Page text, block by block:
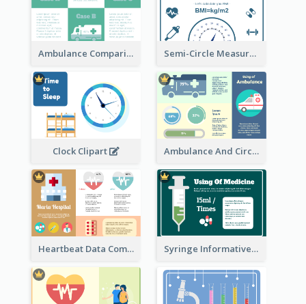
Ambulance Comparison Semi-Circle Measurement Clipart
Clock Clipart Ambulance And Circular Informative Report
Heartbeat Data Comparison Syringe Informative Clipart